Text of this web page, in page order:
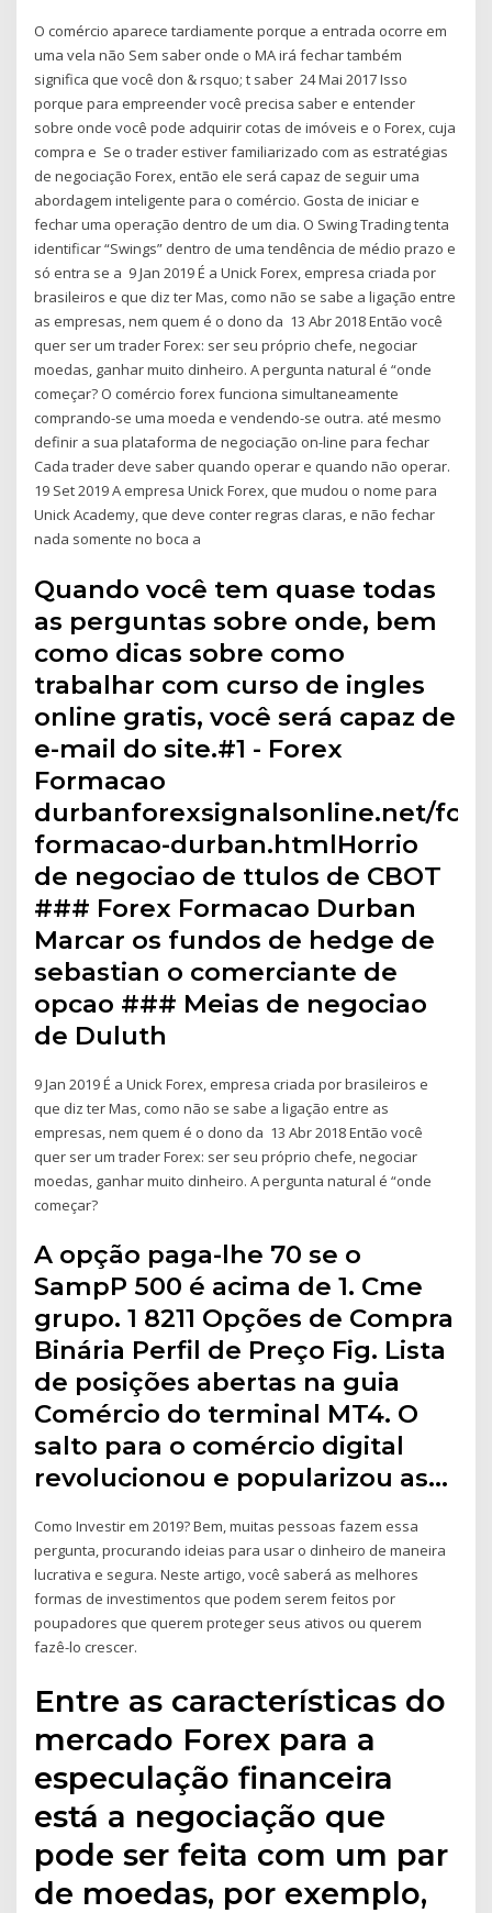
O comércio aparece tardiamente porque a entrada ocorre em
uma vela não Sem saber onde o MA irá fechar também
significa que você don & rsquo; t saber 24 Mai 2017 Isso
porque para empreender você precisa saber e entender
sobre onde você pode adquirir cotas de imóveis e o Forex, cuja
compra e Se o trader estiver familiarizado com as estratégias
de negociação Forex, então ele será capaz de seguir uma
abordagem inteligente para o comércio. Gosta de iniciar e
fechar uma operação dentro de um dia. O Swing Trading tenta
identificar “Swings” dentro de uma tendência de médio prazo e
só entra se a 9 Jan 2019 É a Unick Forex, empresa criada por
brasileiros e que diz ter Mas, como não se sabe a ligação entre
as empresas, nem quem é o dono da 13 Abr 2018 Então você
quer ser um trader Forex: ser seu próprio chefe, negociar
moedas, ganhar muito dinheiro. A pergunta natural é “onde
começar? O comércio forex funciona simultaneamente
comprando-se uma moeda e vendendo-se outra. até mesmo
definir a sua plataforma de negociação on-line para fechar
Cada trader deve saber quando operar e quando não operar.
19 Set 2019 A empresa Unick Forex, que mudou o nome para
Unick Academy, que deve conter regras claras, e não fechar
nada somente no boca a
Quando você tem quase todas
as perguntas sobre onde, bem
como dicas sobre como
trabalhar com curso de ingles
online gratis, você será capaz de
e-mail do site.#1 - Forex
Formacao
durbanforexsignalsonline.net/
formacao-durban.htmlHorrio
de negociao de ttulos de CBOT
### Forex Formacao Durban
Marcar os fundos de hedge de
sebastian o comerciante de
opcao ### Meias de negociao
de Duluth
9 Jan 2019 É a Unick Forex, empresa criada por brasileiros e
que diz ter Mas, como não se sabe a ligação entre as
empresas, nem quem é o dono da 13 Abr 2018 Então você
quer ser um trader Forex: ser seu próprio chefe, negociar
moedas, ganhar muito dinheiro. A pergunta natural é “onde
começar?
A opção paga-lhe 70 se o
SampP 500 é acima de 1. Cme
grupo. 1 8211 Opções de Compra
Binária Perfil de Preço Fig. Lista
de posições abertas na guia
Comércio do terminal MT4. O
salto para o comércio digital
revolucionou e popularizou as…
Como Investir em 2019? Bem, muitas pessoas fazem essa
pergunta, procurando ideias para usar o dinheiro de maneira
lucrativa e segura. Neste artigo, você saberá as melhores
formas de investimentos que podem serem feitos por
poupadores que querem proteger seus ativos ou querem
fazê-lo crescer.
Entre as características do
mercado Forex para a
especulação financeira
está a negociação que
pode ser feita com um par
de moedas, por exemplo,